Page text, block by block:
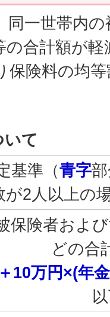
同一世帯内
の合計額が
保険料の均
いて
基準（青字
が2人以上の
保険者およ
どの合
＋10万円×(年